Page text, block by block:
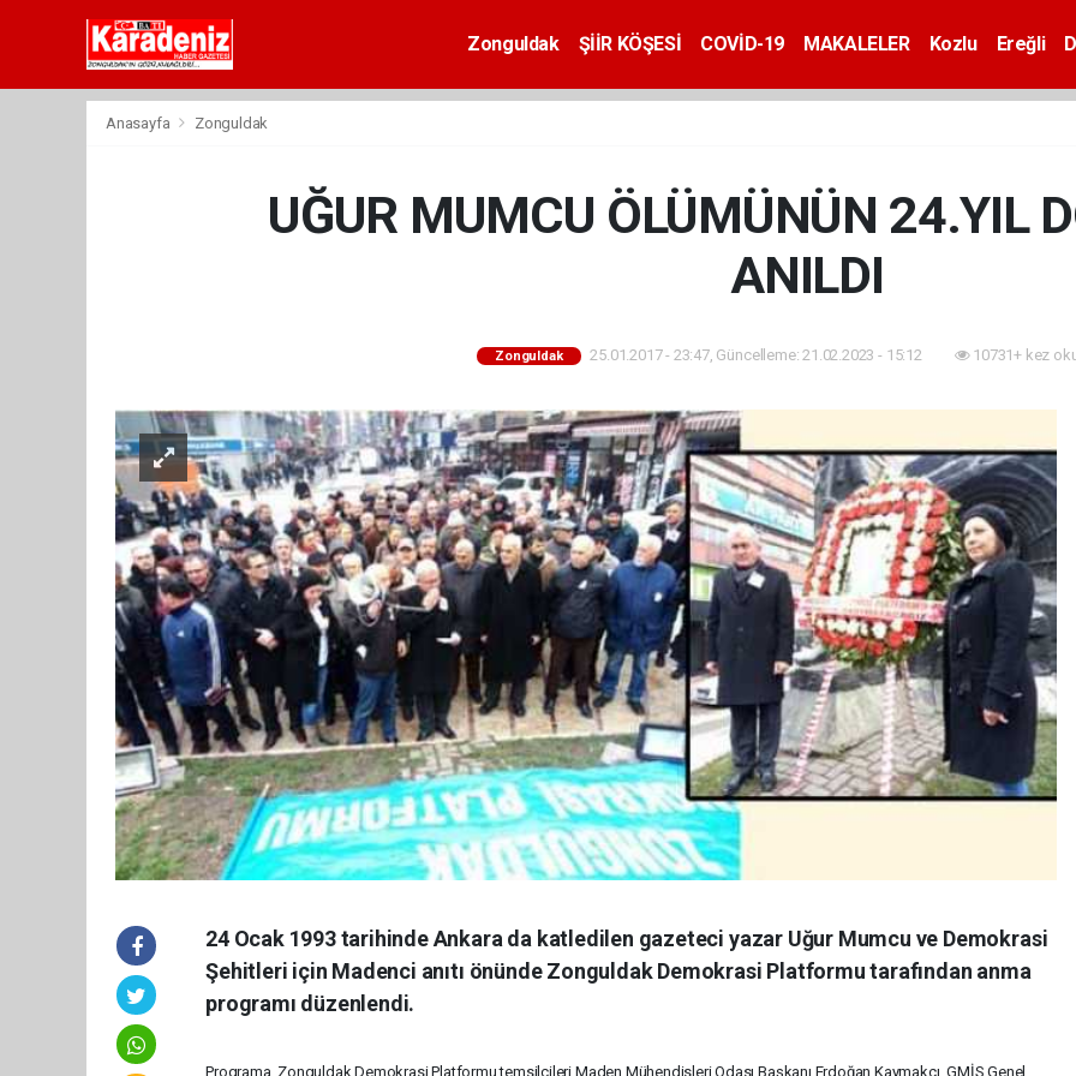
Zonguldak ŞİİR KÖŞESİ COVİD-19 MAKALELER Kozlu Ereğli
Anasayfa Zonguldak
UĞUR MUMCU ÖLÜMÜNÜN 24.YIL
ANILDI
Zonguldak 25.01.2017 - 23:47, Güncelleme: 21.02.2023 - 15:12 10731+ kez
24 Ocak 1993 tarihinde Ankara da katledilen gazeteci yazar Uğur Mumcu ve Demokrasi
Şehitleri için Madenci anıtı önünde Zonguldak Demokrasi Platformu tarafından anma
programı düzenlendi.
Programa, Zonguldak Demokrasi Platformu temsilcileri Maden Mühendisleri Odası Başkanı Erdoğan Kaymakçı, GMİS Genel